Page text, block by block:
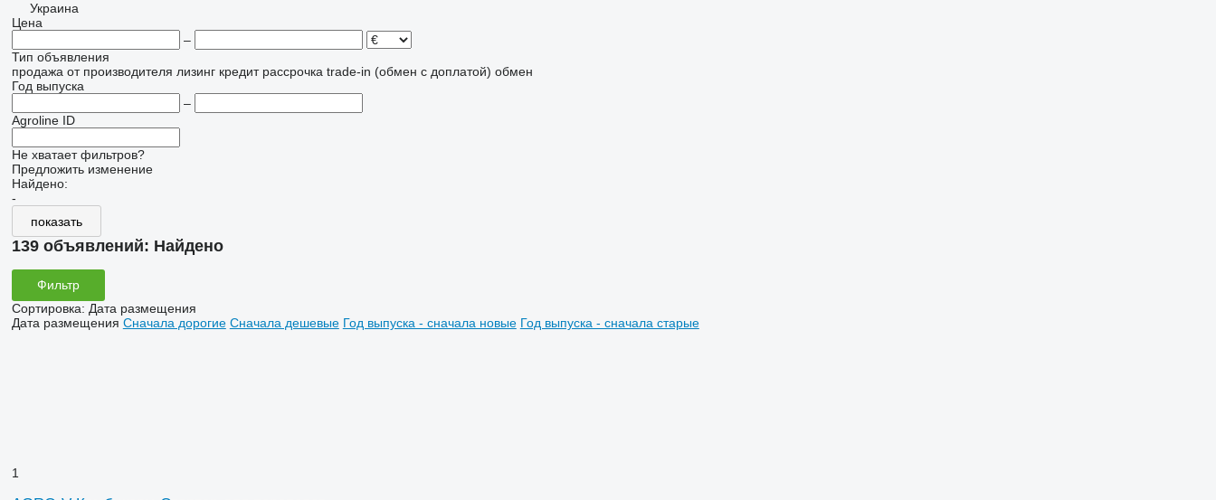
Украина
Цена
–
Тип объявления
продажа от производителя лизинг кредит рассрочка trade-in (обмен с доплатой) обмен
Год выпуска
–
Agroline ID
Не хватает фильтров?
Предложить изменение
Найдено:
-
показать
139 объявлений: Найдено
Фильтр
Сортировка: Дата размещения
Дата размещения Сначала дорогие Сначала дешевые Год выпуска - сначала новые Год выпуска - сначала старые
1